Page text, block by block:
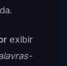
exibir